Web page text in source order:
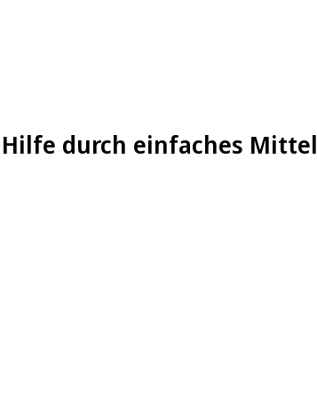
durch einfaches Mittel